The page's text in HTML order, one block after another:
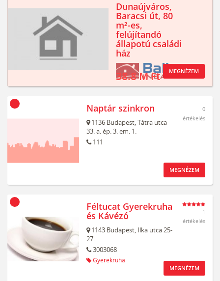
Dunaújváros,
Baracsi út, 80
m²-es,
felújítandó
állapotú családi
ház
38.8 M Ft MEGNÉZEM
Naptár szinkron
1136 Budapest,Tátra utca
33. a. ép. 3. em. 1.
111
0
értékelés
MEGNÉZEM
Féltucat Gyerekruha
és Kávézó
1143 Budapest, Ilka utca 25-
27.
3003068
Gyerekruha
1
értékelés
MEGNÉZEM